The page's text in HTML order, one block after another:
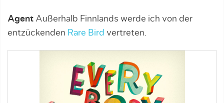
Agent Außerhalb Finnlands werde ich von der
entzückenden Rare Bird vertreten.